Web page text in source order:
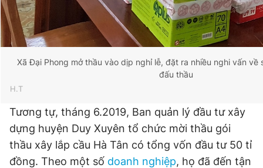
Xã Đại Phong mở thầu vào dịp nghỉ lễ, đặt ra nhiều nghi vấn về
đấu thầu
H.T
Tương tự, tháng 6.2019, Ban quản lý đầu tư xây
dựng huyện Duy Xuyên tổ chức mời thầu gói
thầu xây lắp cầu Hà Tân có tổng vốn đầu tư 50 tỉ
đồng. Theo một số doanh nghiệp, họ đã đến tận